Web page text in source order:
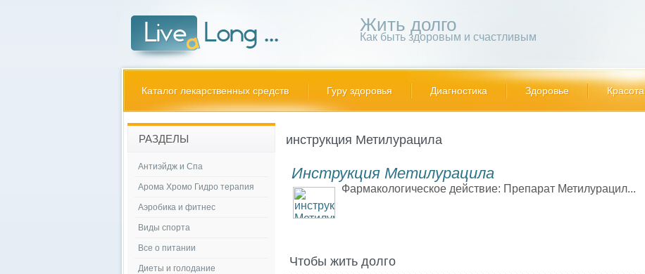
Жить долго
Как быть здоровым и счастливым
Каталог лекарственных средств Гуру здоровья Диагностика Здоровье Красота
инструкция Метилурацила
Инструкция Метилурацила
Фармакологическое действие: Препарат Метилурацил...
Чтобы жить долго
РАЗДЕЛЫ
Антиэйдж и Спа
Арома Хромо Гидро терапия
Аэробика и фитнес
Виды спорта
Все о питании
Диеты и голодание